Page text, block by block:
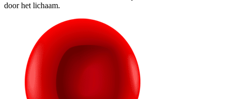
door het lichaam.